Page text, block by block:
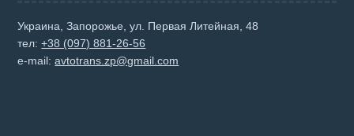
Украина, Запорожье, ул. Первая Литейная, 48
тел:+38 (097) 881-26-56
e-mail:avtotrans.zp@gmail.com